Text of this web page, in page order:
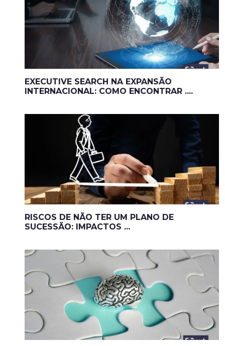
EXECUTIVE SEARCH NA EXPANSÃO
INTERNACIONAL: COMO ENCONTRAR ....
RISCOS DE NÃO TER UM PLANO DE
SUCESSÃO: IMPACTOS ...